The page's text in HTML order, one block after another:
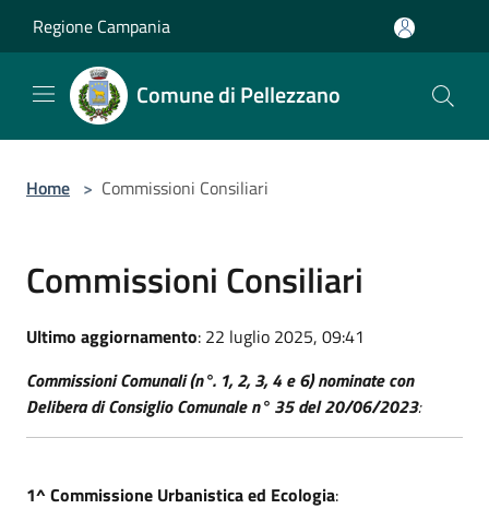
Regione Campania
Comune di Pellezzano
Home > Commissioni Consiliari
Commissioni Consiliari
Ultimo aggiornamento: 22 luglio 2025, 09:41
Commissioni Comunali (n°. 1, 2, 3, 4 e 6) nominate con
Delibera di Consiglio Comunale n° 35 del 20/06/2023:
1^ Commissione Urbanistica ed Ecologia: